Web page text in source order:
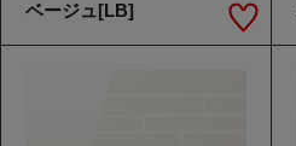
ベージュ[LB]